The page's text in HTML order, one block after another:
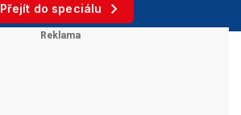
Přejít do speciálu